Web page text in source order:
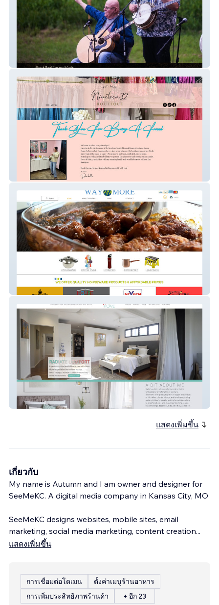
Paul B. Brower Music
Nineteen 32 Boutique
WAYMORELLC
Glow Home
แสดงเพิ่มขึ้น
เกี่ยวกับ
My name is Autumn and I am owner and designer for
SeeMeKC. A digital media company in Kansas City, MO
SeeMeKC designs websites, mobile sites, email
marketing, social media marketing, content creation...
แสดงเพิ่มขึ้น
การเชื่อมต่อโดเมน
ตั้งค่าเมนูร้านอาหาร
การเพิ่มประสิทธิภาพร้านค้า
+ อีก 23